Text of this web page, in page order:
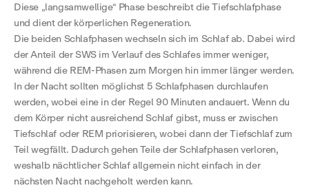
Diese „langsamwellige“ Phase beschreibt die Tiefschlafphase
und dient der körperlichen Regeneration.
Die beiden Schlafphasen wechseln sich im Schlaf ab. Dabei wird
der Anteil der SWS im Verlauf des Schlafes immer weniger,
während die REM-Phasen zum Morgen hin immer länger werden.
In der Nacht sollten möglichst 5 Schlafphasen durchlaufen
werden, wobei eine in der Regel 90 Minuten andauert. Wenn du
dem Körper nicht ausreichend Schlaf gibst, muss er zwischen
Tiefschlaf oder REM priorisieren, wobei dann der Tiefschlaf zum
Teil wegfällt. Dadurch gehen Teile der Schlafphasen verloren,
weshalb nächtlicher Schlaf allgemein nicht einfach in der
nächsten Nacht nachgeholt werden kann.